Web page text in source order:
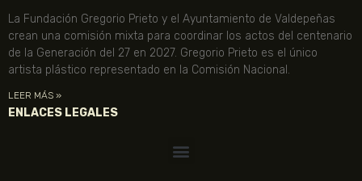
La Fundación Gregorio Prieto y el Ayuntamiento de Valdepeñas
crean una comisión mixta para coordinar los actos del centenario
de la Generación del 27 en 2027. Gregorio Prieto es el único
artista plástico representado en la Comisión Nacional.
LEER MÁS »
ENLACES LEGALES